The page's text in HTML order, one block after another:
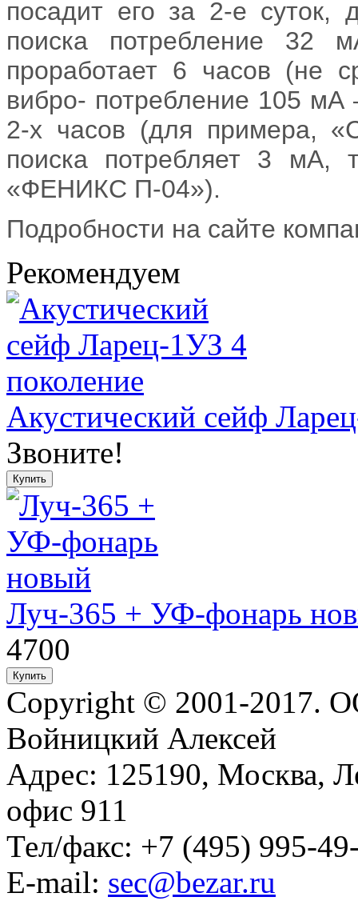
посадит его за 2-е
поиска потребление
проработает 6 часов (не
вибро- потребление 105
2-х часов (для примера,
поиска потребляет 3
«ФЕНИКС П-04»).
Подробности на сайте
Рекомендуем
Акустический сейф
Звоните!
Луч-365 + УФ-фонарь
4700
Copyright © 2001-2017.
Войницкий Алексей
Адрес: 125190, Москва,
офис 911
Тел/факс: +7 (495) 995-
E-mail: sec@bezar.ru